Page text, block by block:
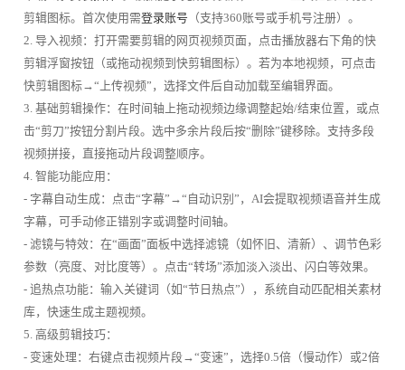
剪辑图标。首次使用需登录账号 （支持360账号或手机号注册）。
2. 导入视频：打开需要剪辑的网页视频页面，点击播放器右下角的快
剪辑浮窗按钮（或拖动视频到快剪辑图标）。若为本地视频，可点击
快剪辑图标→“上传视频”，选择文件后自动加载至编辑界面。
3. 基础剪辑操作：在时间轴上拖动视频边缘调整起始/结束位置，或点
击“剪刀”按钮分割片段。选中多余片段后按“删除”键移除。支持多段
视频拼接，直接拖动片段调整顺序。
4. 智能功能应用：
- 字幕自动生成：点击“字幕”→“自动识别”，AI会提取视频语音并生成
字幕，可手动修正错别字或调整时间轴。
- 滤镜与特效：在“画面”面板中选择滤镜（如怀旧、清新）、调节色彩
参数（亮度、对比度等）。点击“转场”添加淡入淡出、闪白等效果。
- 追热点功能：输入关键词（如“节日热点”），系统自动匹配相关素材
库，快速生成主题视频。
5. 高级剪辑技巧：
- 变速处理：右键点击视频片段→“变速”，选择0.5倍（慢动作）或2倍